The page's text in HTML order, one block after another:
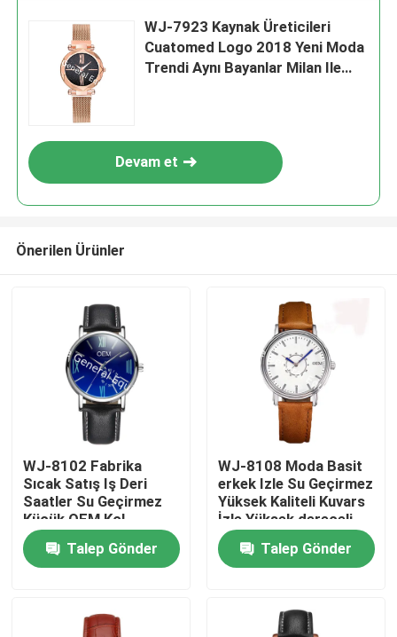
WJ-7923 Kaynak Üreticileri
Cuatomed Logo 2018 Yeni Moda
Trendi Aynı Bayanlar Milan Ile
Devam et
Önerilen Ürünler
WJ-8102 Fabrika
Sıcak Satış Iş Deri
Saatler Su Geçirmez
Küçük OEM Kol
Saatleri Erkekler Bilek
SaatlerTalep Gönder
WJ-8108 Moda Basit
erkek Izle Su Geçirmez
Yüksek Kaliteli Kuvars
İzle Yüksek dereceli
Küçük ADEDI OEM izle
Talep Gönder